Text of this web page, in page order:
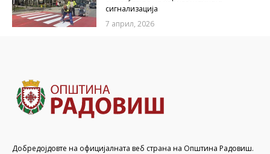
сигнализација
7 април, 2026
Добредојдовте на официјалната веб страна на Општина Радовиш.